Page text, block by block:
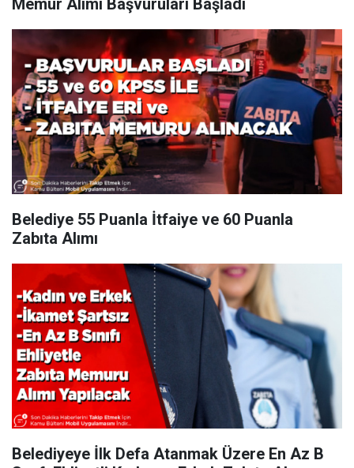
Memur Alımı Başvuruları Başladı
Belediye 55 Puanla İtfaiye ve 60 Puanla
Zabıta Alımı
Belediyeye İlk Defa Atanmak Üzere En Az B